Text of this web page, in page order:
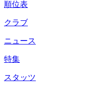
順位表
クラブ
ニュース
特集
スタッツ